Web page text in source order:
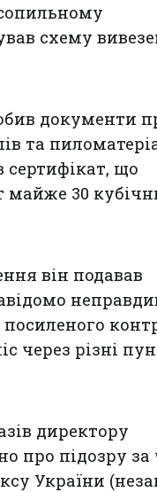
схему
документи
та
сертифікат, що
майже 30
він подавав
через різні
директору
про підозру за
України